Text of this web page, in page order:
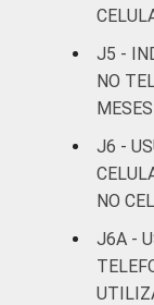
Renda
J5 -
NO
J6 -
NO
J6A -